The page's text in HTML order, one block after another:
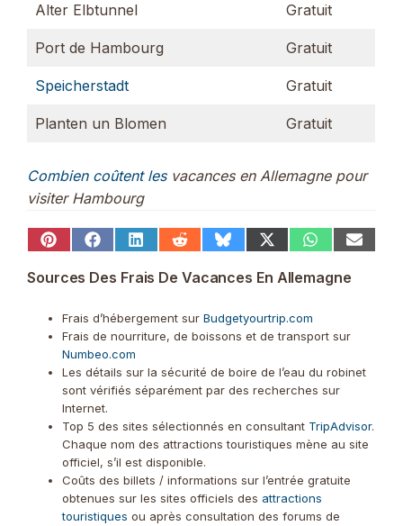
Alter Elbtunnel Gratuit
Port de Hambourg Gratuit
Speicherstadt Gratuit
Planten un Blomen Gratuit
Combien coûtent lesvacances en Allemagne pour
visiter Hambourg
Share
Pinterest
Share
Facebook
Share
LinkedIn
Share
Reddit
Share
Bluesky
Share
X
(Twitter)
Share
WhatsApp
Share
Sources Des Frais De Vacances En Allemagne
Frais d’hébergement sur Budgetyourtrip.com
Frais de nourriture, de boissons et de transport sur
Numbeo.com
Les détails sur la sécurité de boire de l’eau du robinet
sont vérifiés séparément par des recherches sur
Internet.
Top 5 des sites sélectionnés en consultant TripAdvisor.
Chaque nom des attractions touristiques mène au site
officiel, s’il est disponible.
Coûts des billets / informations sur l’entrée gratuite
obtenues sur les sites officiels des attractions
touristiques ou après consultation des forums de